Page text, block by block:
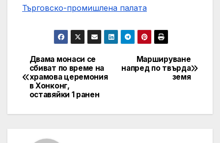
Търговско-промишлена палaта
Post
navigation
Маршируване
напред по твърда
земя
Двама монаси се
сбиват по време на
храмова церемония
в Хонконг,
оставяйки 1 ранен